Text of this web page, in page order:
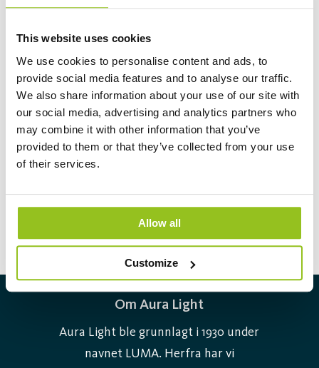
This website uses cookies
We use cookies to personalise content and ads, to
provide social media features and to analyse our traffic.
We also share information about your use of our site with
our social media, advertising and analytics partners who
may combine it with other information that you’ve
provided to them or that they’ve collected from your use
of their services.
Allow all
Customize
Lumen (lm)
Watt (W) 58
Lysutbytte (lm/W) 86
Om Aura Light
Aura Light ble grunnlagt i 1930 under
navnet LUMA. Herfra har vi